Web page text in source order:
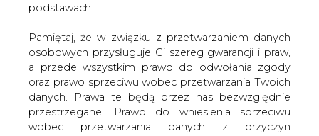
podstawach.
Pamiętaj, że w związku z przetwarzaniem danych
osobowych przysługuje Ci szereg gwarancji i praw,
a przede wszystkim prawo do odwołania zgody
oraz prawo sprzeciwu wobec przetwarzania Twoich
danych. Prawa te będą przez nas bezwzględnie
przestrzegane. Prawo do wniesienia sprzeciwu
wobec przetwarzania danych z przyczyn
Litewskie oskarżenia o dyskryminacje
cenową nie mają podstaw, stwierdził w
specjalnym oświadczeniu na ten temat